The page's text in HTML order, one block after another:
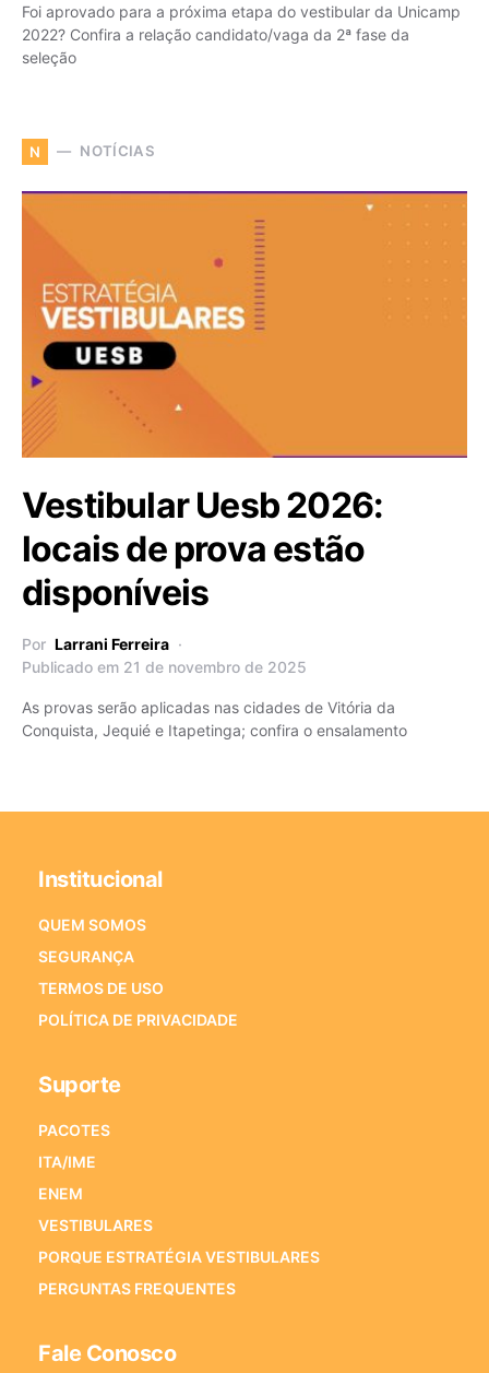
Foi aprovado para a próxima etapa do vestibular da Unicamp
2022? Confira a relação candidato/vaga da 2ª fase da
seleção
N NOTÍCIAS
Vestibular Uesb 2026:
locais de prova estão
disponíveis
Por Larrani Ferreira
Publicado em 21 de novembro de 2025
As provas serão aplicadas nas cidades de Vitória da
Conquista, Jequié e Itapetinga; confira o ensalamento
Institucional
QUEM SOMOS
SEGURANÇA
TERMOS DE USO
POLÍTICA DE PRIVACIDADE
Suporte
PACOTES
ITA/IME
ENEM
VESTIBULARES
PORQUE ESTRATÉGIA VESTIBULARES
PERGUNTAS FREQUENTES
Fale Conosco